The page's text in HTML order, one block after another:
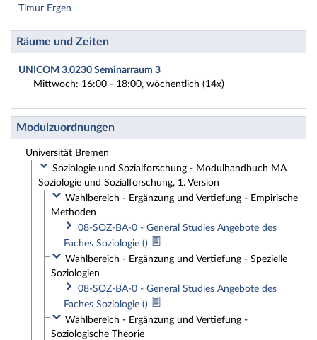
Timur Ergen
Räume und Zeiten
UNICOM 3.0230 Seminarraum 3
Mittwoch: 16:00 - 18:00, wöchentlich (14x)
Modulzuordnungen
Universität Bremen
Soziologie und Sozialforschung - Modulhandbuch MA
Soziologie und Sozialforschung, 1. Version
Wahlbereich - Ergänzung und Vertiefung - Empirische
Methoden
08-SOZ-BA-0 - General Studies Angebote des
Faches Soziologie ()
Wahlbereich - Ergänzung und Vertiefung - Spezielle
Soziologien
08-SOZ-BA-0 - General Studies Angebote des
Faches Soziologie ()
Wahlbereich - Ergänzung und Vertiefung -
Soziologische Theorie